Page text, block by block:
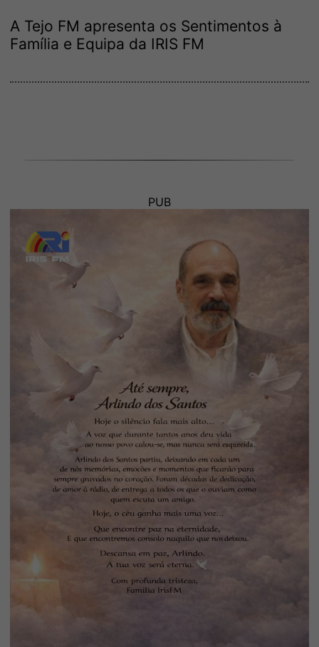
A Tejo FM apresenta os Sentimentos à
Família e Equipa da IRIS FM
PUB